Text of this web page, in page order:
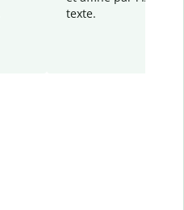
texte.